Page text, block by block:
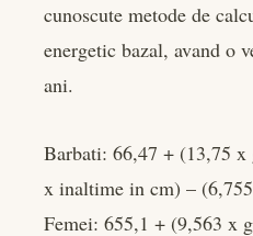
cunoscute metode de
energetic bazal, avand o
ani.
Barbati: 66,47 + (13,75
x inaltime in cm) –
Femei: 655,1 + (9,563 x